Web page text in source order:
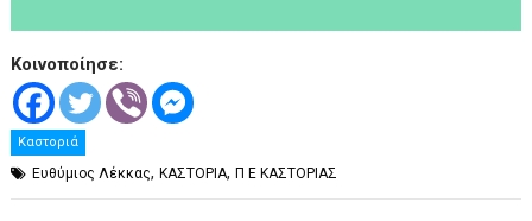
Κοινοποίησε:
Καστοριά
Ευθύμιος Λέκκας,ΚΑΣΤΟΡΙΑ,Π Ε ΚΑΣΤΟΡΙΑΣ